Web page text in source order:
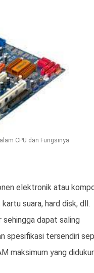
CPU dan Fungsinya
elektronik atau
suara, hard disk, dll.
dapat saling
spesifikasi tersendiri
maksimum yang